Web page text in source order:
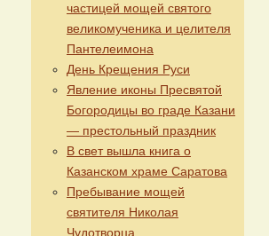
частицей мощей святого
великомученика и целителя
Пантелеимона
День Крещения Руси
Явление иконы Пресвятой
Богородицы во граде Казани
— престольный праздник
В свет вышла книга о
Казанском храме Саратова
Пребывание мощей
святителя Николая
Чудотворца